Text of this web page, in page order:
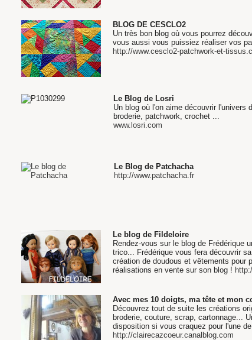
BLOG DE CESCLO2
Un très bon blog où vous pourrez
vous aussi vous puissiez réaliser vos
http://www.cesclo2-patchwork-et-
Le Blog de Losri
Un blog où l'on aime découvrir l'univers
broderie, patchwork, crochet ...
www.losri.com
Le Blog de Patchacha
http://www.patchacha.fr
Le blog de Fildeloire
Rendez-vous sur le blog de Frédérique
trico... Frédérique vous fera découvrir
création de doudous et vêtements pour
réalisations en vente sur son blog !
Avec mes 10 doigts, ma tête et mon
Découvrez tout de suite les créations
broderie, couture, scrap, cartonnage...
disposition si vous craquez pour l'une
http://clairecazcoeur.canalblog.com